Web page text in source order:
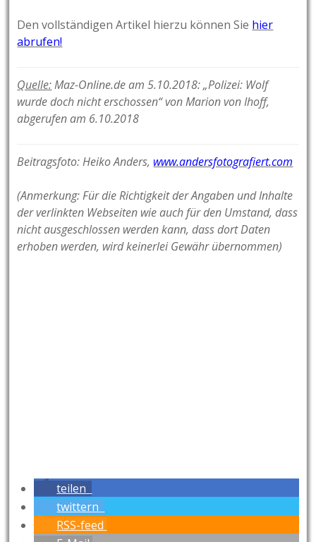
Den vollständigen Artikel hierzu können Sie hier
abrufen!
Quelle:Maz-Online.de am 5.10.2018: „Polizei: Wolf
wurde doch nicht erschossen“ von Marion von Ihoff,
abgerufen am 6.10.2018
Beitragsfoto: Heiko Anders, www.andersfotografiert.com
(Anmerkung: Für die Richtigkeit der Angaben und Inhalte
der verlinkten Webseiten wie auch für den Umstand, dass
nicht ausgeschlossen werden kann, dass dort Daten
erhoben werden, wird keinerlei Gewähr übernommen)
teilen
twittern
RSS-feed